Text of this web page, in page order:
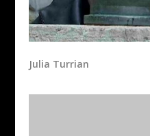
Julia Turrian